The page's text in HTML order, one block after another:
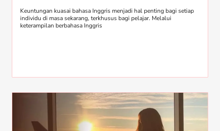
Keuntungan kuasai bahasa Inggris menjadi hal penting bagi setiap
individu di masa sekarang, terkhusus bagi pelajar. Melalui
keterampilan berbahasa Inggris